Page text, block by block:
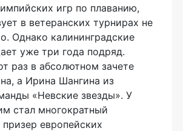
игр по плаванию,
в ветеранских турнирах не
Однако калининградские
уже три года подряд.
раз в абсолютном зачете
а Ирина Шангина из
«Невские звезды». У
стал многократный
европейских